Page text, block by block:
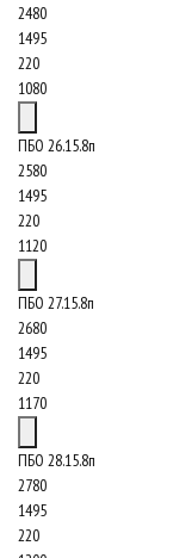
2480
1495
220
1080
ПБО 26.15.8п
2580
1495
220
1120
ПБО 27.15.8п
2680
1495
220
1170
ПБО 28.15.8п
2780
1495
220